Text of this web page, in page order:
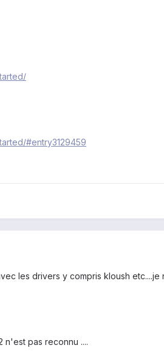
#entry3129459
les drivers y compris kloush
pas reconnu ....